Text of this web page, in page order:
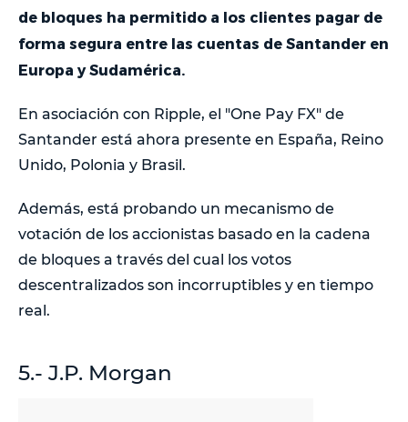
de bloques ha permitido a los clientes pagar de
forma segura entre las cuentas de Santander en
Europa y Sudamérica.
En asociación con Ripple, el "One Pay FX" de
Santander está ahora presente en España, Reino
Unido, Polonia y Brasil.
Además, está probando un mecanismo de
votación de los accionistas basado en la cadena
de bloques a través del cual los votos
descentralizados son incorruptibles y en tiempo
real.
5.- J.P. Morgan